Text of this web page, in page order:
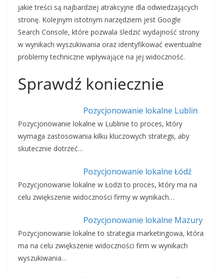
jakie treści są najbardziej atrakcyjne dla odwiedzających
stronę. Kolejnym istotnym narzędziem jest Google
Search Console, które pozwala śledzić wydajność strony
w wynikach wyszukiwania oraz identyfikować ewentualne
problemy techniczne wpływające na jej widoczność.
Sprawdź koniecznie
Pozycjonowanie lokalne Lublin
Pozycjonowanie lokalne w Lublinie to proces, który
wymaga zastosowania kilku kluczowych strategii, aby
skutecznie dotrzeć…
Pozycjonowanie lokalne Łódź
Pozycjonowanie lokalne w Łodzi to proces, który ma na
celu zwiększenie widoczności firmy w wynikach…
Pozycjonowanie lokalne Mazury
Pozycjonowanie lokalne to strategia marketingowa, która
ma na celu zwiększenie widoczności firm w wynikach
wyszukiwania…